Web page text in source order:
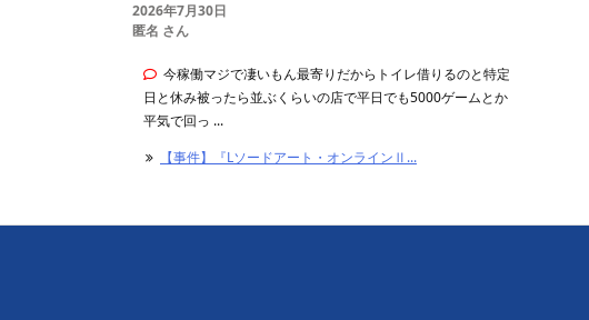
2026年7月30日
匿名 さん
今稼働マジで凄いもん最寄りだからトイレ借りるのと特定
日と休み被ったら並ぶくらいの店で平日でも5000ゲームとか
平気で回っ ...
【事件】『Lソードアート・オンラインⅡ...